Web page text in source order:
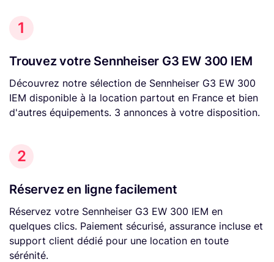
1
Trouvez votre Sennheiser G3 EW 300 IEM
Découvrez notre sélection de Sennheiser G3 EW 300
IEM disponible à la location partout en France et bien
d'autres équipements. 3 annonces à votre disposition.
2
Réservez en ligne facilement
Réservez votre Sennheiser G3 EW 300 IEM en
quelques clics. Paiement sécurisé, assurance incluse et
support client dédié pour une location en toute
sérénité.